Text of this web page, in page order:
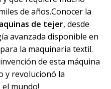
de años.Conocer la
de tejer, desde
avanzada disponible en
la maquinaria textil.
de esta máquina
y revolucionó la
mundo!